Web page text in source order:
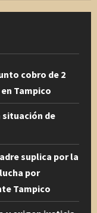
cobro de 2
Tampico
situación de
suplica por la
por
Tampico